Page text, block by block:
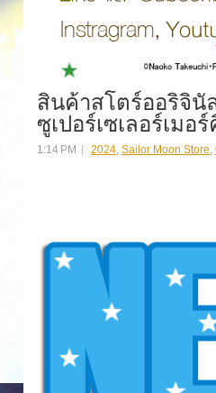
สินค้าสโตร์ออริจินัล
ซูเปอร์เซเลอร์เมอ
1:14 PM 2024, Sailor Moon Store,